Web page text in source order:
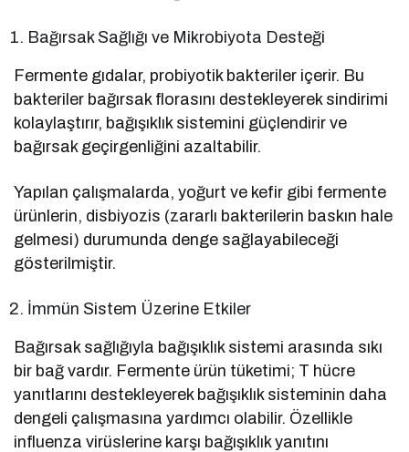
Bağırsak Sağlığı ve Mikrobiyota Desteği
Fermente gıdalar, probiyotik bakteriler içerir. Bu
bakteriler bağırsak florasını destekleyerek sindirimi
kolaylaştırır, bağışıklık sistemini güçlendirir ve
bağırsak geçirgenliğini azaltabilir.
Yapılan çalışmalarda, yoğurt ve kefir gibi fermente
ürünlerin, disbiyozis (zararlı bakterilerin baskın hale
gelmesi) durumunda denge sağlayabileceği
gösterilmiştir.
İmmün Sistem Üzerine Etkiler
Bağırsak sağlığıyla bağışıklık sistemi arasında sıkı
bir bağ vardır. Fermente ürün tüketimi; T hücre
yanıtlarını destekleyerek bağışıklık sisteminin daha
dengeli çalışmasına yardımcı olabilir. Özellikle
influenza virüslerine karşı bağışıklık yanıtını